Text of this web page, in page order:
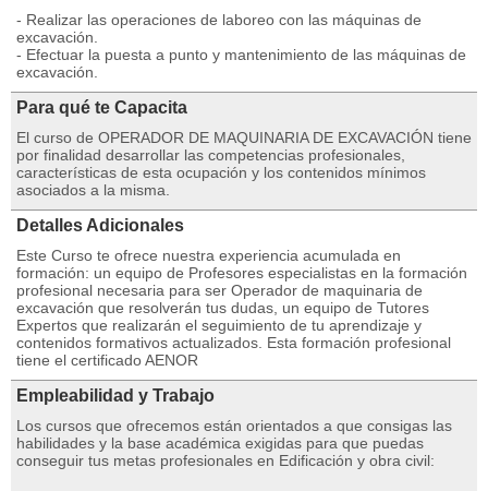
- Realizar las operaciones de laboreo con las máquinas de
excavación.
- Efectuar la puesta a punto y mantenimiento de las máquinas de
excavación.
Para qué te Capacita
El curso de OPERADOR DE MAQUINARIA DE EXCAVACIÓN tiene
por finalidad desarrollar las competencias profesionales,
características de esta ocupación y los contenidos mínimos
asociados a la misma.
Detalles Adicionales
Este Curso te ofrece nuestra experiencia acumulada en
formación: un equipo de Profesores especialistas en la formación
profesional necesaria para ser Operador de maquinaria de
excavación que resolverán tus dudas, un equipo de Tutores
Expertos que realizarán el seguimiento de tu aprendizaje y
contenidos formativos actualizados. Esta formación profesional
tiene el certificado AENOR
Empleabilidad y Trabajo
Los cursos que ofrecemos están orientados a que consigas las
habilidades y la base académica exigidas para que puedas
conseguir tus metas profesionales en Edificación y obra civil: